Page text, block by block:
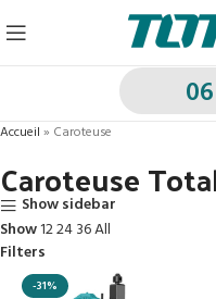
Accueil » Caroteuse
Caroteuse
Show sidebar
Show122436All
Filters
-31%